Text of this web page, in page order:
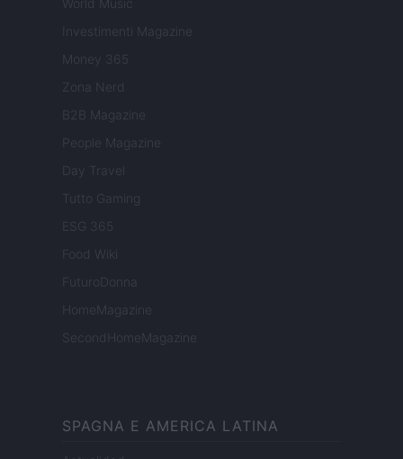
World Music
Investimenti Magazine
Money 365
Zona Nerd
B2B Magazine
People Magazine
Day Travel
Tutto Gaming
ESG 365
Food Wiki
FuturoDonna
HomeMagazine
SecondHomeMagazine
SPAGNA E AMERICA LATINA